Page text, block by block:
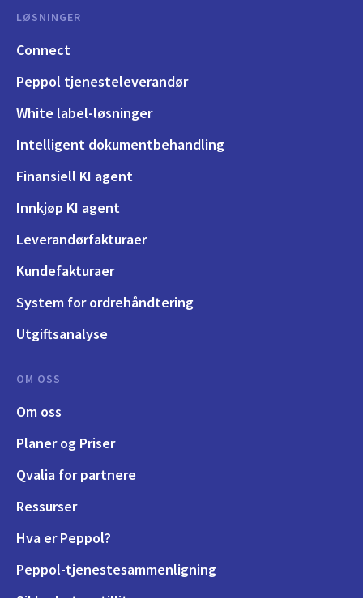
LØSNINGER
Connect
Peppol tjenesteleverandør
White label-løsninger
Intelligent dokumentbehandling
Finansiell KI agent
Innkjøp KI agent
Leverandørfakturaer
Kundefakturaer
System for ordrehåndtering
Utgiftsanalyse
OM OSS
Om oss
Planer og Priser
Qvalia for partnere
Ressurser
Hva er Peppol?
Peppol-tjenestesammenligning